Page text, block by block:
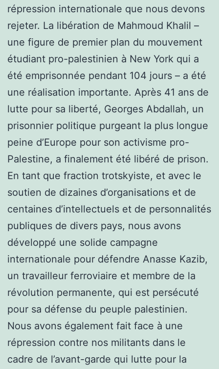
répression internationale que nous devons
rejeter. La libération de Mahmoud Khalil –
une figure de premier plan du mouvement
étudiant pro-palestinien à New York qui a
été emprisonnée pendant 104 jours – a été
une réalisation importante. Après 41 ans de
lutte pour sa liberté, Georges Abdallah, un
prisonnier politique purgeant la plus longue
peine d’Europe pour son activisme pro-
Palestine, a finalement été libéré de prison.
En tant que fraction trotskyiste, et avec le
soutien de dizaines d’organisations et de
centaines d’intellectuels et de personnalités
publiques de divers pays, nous avons
développé une solide campagne
internationale pour défendre Anasse Kazib,
un travailleur ferroviaire et membre de la
révolution permanente, qui est persécuté
pour sa défense du peuple palestinien.
Nous avons également fait face à une
répression contre nos militants dans le
cadre de l’avant-garde qui lutte pour la